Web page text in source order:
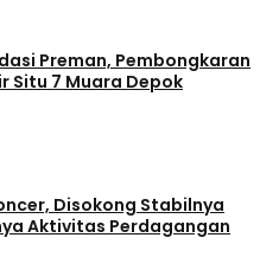
Preman, Pembongkaran
Situ 7 Muara Depok
Disokong Stabilnya
Aktivitas Perdagangan